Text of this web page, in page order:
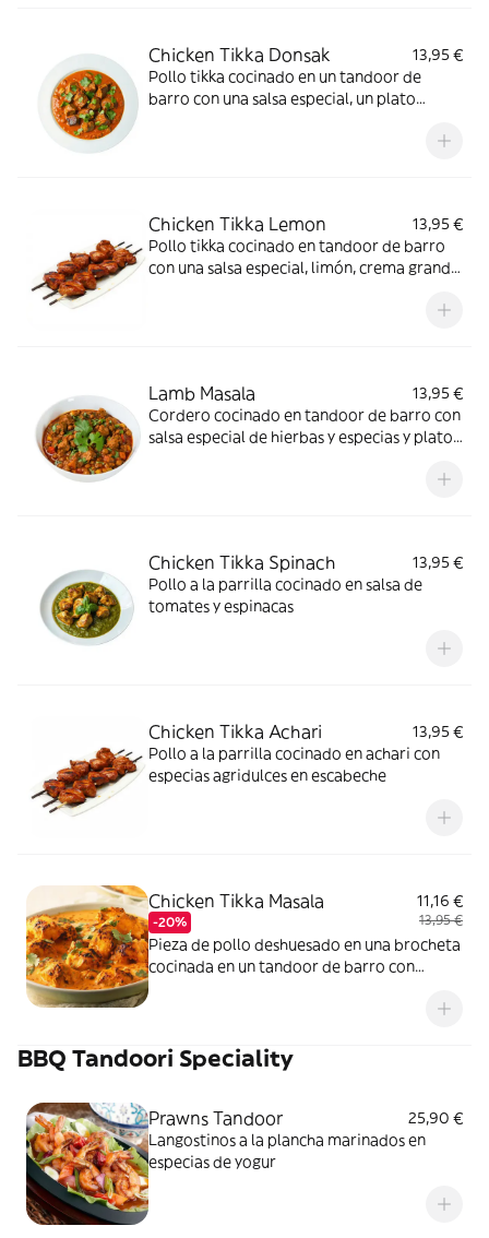
Chicken Tikka Donsak
13,95 €
Pollo tikka cocinado en un tandoor de
barro con una salsa especial, un plato
Chicken Tikka Lemon
13,95 €
Pollo tikka cocinado en tandoor de barro
con una salsa especial, limón, crema grande
Lamb Masala
13,95 €
Cordero cocinado en tandoor de barro con
salsa especial de hierbas y especias y plato
Chicken Tikka Spinach
13,95 €
Pollo a la parrilla cocinado en salsa de
tomates y espinacas
Chicken Tikka Achari
13,95 €
Pollo a la parrilla cocinado en achari con
especias agridulces en escabeche
Chicken Tikka Masala
-20%
11,16 €
13,95 €
Pieza de pollo deshuesado en una brocheta
cocinada en un tandoor de barro con
BBQ Tandoori Speciality
Prawns Tandoor
25,90 €
Langostinos a la plancha marinados en
especias de yogur